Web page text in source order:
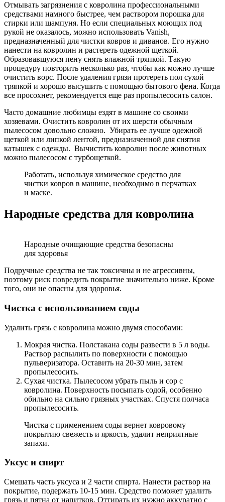
Отмывать загрязнения с ковролина профессиональными
средствами намного быстрее, чем раствором порошка для
стирки или шампуня. Но если специальных моющих под
рукой не оказалось, можно использовать Vanish,
предназначенный для чистки ковров и диванов. Его нужно
нанести на ковролин и растереть одежной щеткой.
Образовавшуюся пену снять влажной тряпкой. Такую
процедуру повторить несколько раз, чтобы как можно лучше
очистить ворс. После удаления грязи протереть пол сухой
тряпкой и хорошо высушить с помощью бытового фена. Когда
все просохнет, рекомендуется еще раз пропылесосить салон.
Часто домашние любимцы ездят в машине со своими
хозяевами. Очистить ковролин от их шерсти обычным
пылесосом довольно сложно. Убирать ее лучше одежной
щеткой или липкой лентой, предназначенной для снятия
катышек с одежды. Вычистить ковролин после животных
можно пылесосом с турбощеткой.
Работать, используя химическое средство для
чистки ковров в машине, необходимо в перчатках
и маске.
Народные средства для ковролина
Народные очищающие средства безопасны
для здоровья
Подручные средства не так токсичны и не агрессивны,
поэтому риск повредить покрытие значительно ниже. Кроме
того, они не опасны для здоровья.
Чистка с использованием соды
Удалить грязь с ковролина можно двумя способами:
Мокрая чистка. Полстакана соды развести в 5 л воды.
Раствор распылить по поверхности с помощью
пульверизатора. Оставить на 20-30 мин, затем
пропылесосить.
Сухая чистка. Пылесосом убрать пыль и сор с
ковролина. Поверхность посыпать содой, особенно
обильно на сильно грязных участках. Спустя полчаса
пропылесосить.
Чистка с применением соды вернет ковровому
покрытию свежесть и яркость, удалит неприятные
запахи.
Уксус и спирт
Смешать часть уксуса и 2 части спирта. Нанести раствор на
покрытие, подержать 10-15 мин. Средство поможет удалить
грязь и пятна от напитков. Оттирать их нужно аккуратно с